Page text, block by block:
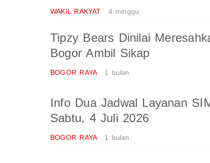
WAKIL RAKYAT 4 minggu
Tipzy Bears Dinilai
Bogor Ambil Sikap
BOGOR RAYA 1 bulan
Info Dua Jadwal Layanan
Sabtu, 4 Juli 2026
BOGOR RAYA 1 bulan